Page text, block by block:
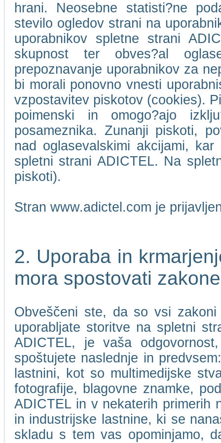
hrani. Neosebne statisti?ne
stevilo ogledov strani na
uporabnikov spletne strani
skupnost ter obves?al
prepoznavanje uporabnikov za
bi morali ponovno vnesti
vzpostavitev piskotov (cookies).
poimenski in omogo?ajo
posameznika. Zunanji piskoti,
nad oglasevalskimi akcijami,
spletni strani ADICTEL. Na
piskoti).
Stran www.adictel.com je
2. Uporaba in
mora spostovati
Obveščeni ste, da so vsi
uporabljate storitve na spletni
ADICTEL, je vaša
spoštujete naslednje in
lastnini, kot so multimedijske
fotografije, blagovne znamke,
ADICTEL in v nekaterih primerih
in industrijske lastnine, ki se
skladu s tem vas opominjamo,